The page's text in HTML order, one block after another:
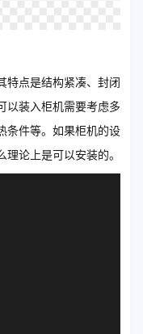
特点是结构紧凑、封闭
以装入柜机需要考虑多
条件等。如果柜机的设
论上是可以安装的。